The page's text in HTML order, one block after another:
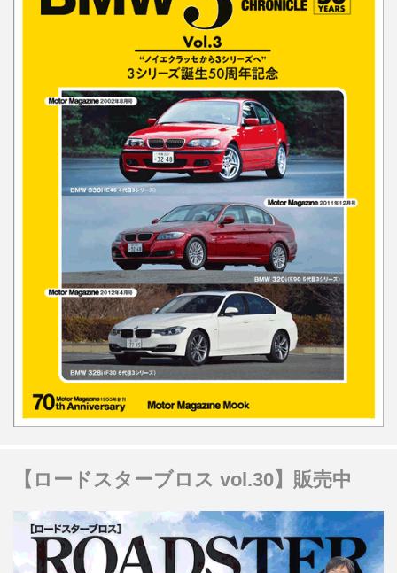
【ロードスターブロス vol.30】販売中